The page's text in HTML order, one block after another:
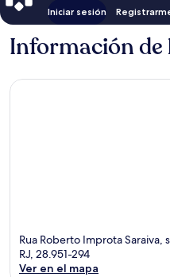
Iniciar sesión
Información de
Rua Roberto Improta Saraiva,
RJ, 28.951-294
Ver en el mapa